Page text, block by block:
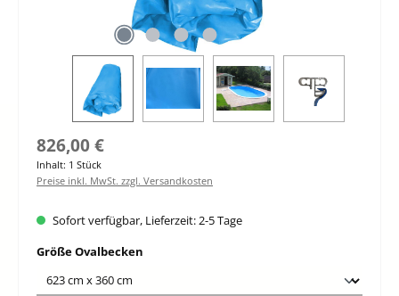
Regulärer Preis:
826,00 €
Inhalt: 1 Stück
Preise inkl. MwSt. zzgl. Versandkosten
Sofort verfügbar, Lieferzeit: 2-5 Tage
Größe Ovalbecken